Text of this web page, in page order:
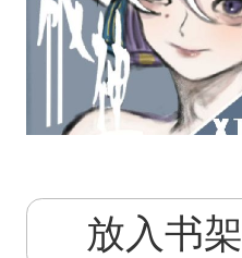
放入书架